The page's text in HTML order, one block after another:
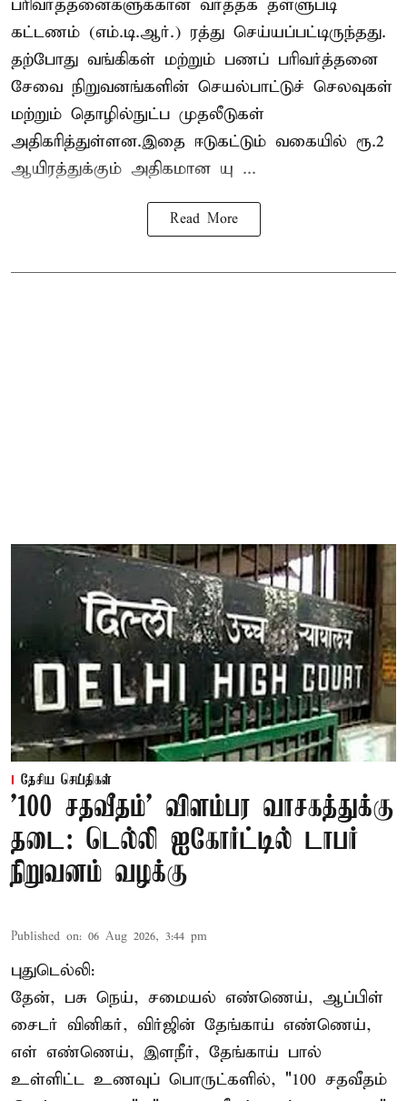
பரிவர்த்தனைகளுக்கான வர்த்தக தள்ளுபடி
கட்டணம் (எம்.டி.ஆர்.) ரத்து செய்யப்பட்டிருந்தது.
தற்போது வங்கிகள் மற்றும் பணப் பரிவர்த்தனை
சேவை நிறுவனங்களின் செயல்பாட்டுச் செலவுகள்
மற்றும் தொழில்நுட்ப முதலீடுகள்
அதிகரித்துள்ளன.இதை ஈடுகட்டும் வகையில் ரூ.2
ஆயிரத்துக்கும் அதிகமான யு ...
Read More
தேசிய செய்திகள்
'100 சதவீதம்' விளம்பர வாசகத்துக்கு
தடை: டெல்லி ஐகோர்ட்டில் டாபர்
நிறுவனம் வழக்கு
Published on: 06 Aug 2026, 3:44 pm
புதுடெல்லி:
தேன், பசு நெய், சமையல் எண்ணெய், ஆப்பிள்
சைடர் வினிகர், விர்ஜின் தேங்காய் எண்ணெய்,
எள் எண்ணெய், இளநீர், தேங்காய் பால்
உள்ளிட்ட உணவுப் பொருட்களில், "100 சதவீதம்